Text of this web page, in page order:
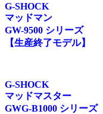
G-SHOCK
マッドマン
GW-9500 シリーズ
【生産終了モデル】
G-SHOCK
マッドマスター
GWG-B1000 シリーズ